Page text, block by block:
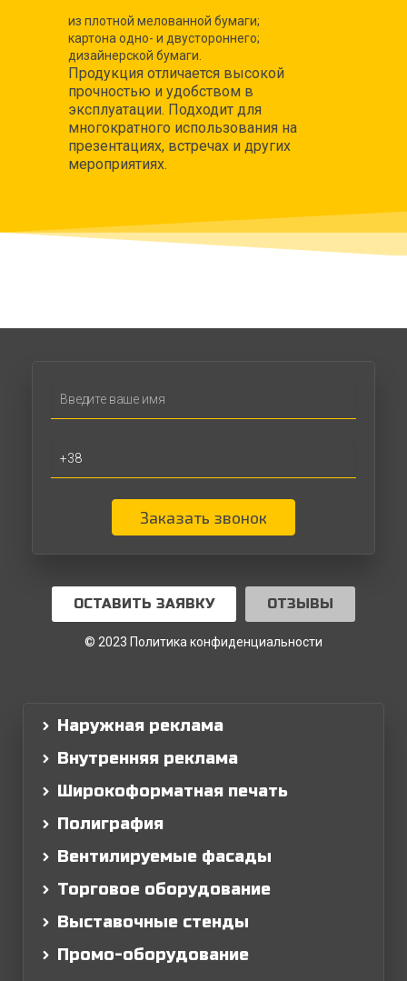
из плотной мелованной бумаги;
картона одно- и двустороннего;
дизайнерской бумаги.
Продукция отличается высокой
прочностью и удобством в
эксплуатации. Подходит для
многократного использования на
презентациях, встречах и других
мероприятиях.
Заказать звонок
ОСТАВИТЬ ЗАЯВКУ ОТЗЫВЫ
© 2023 Политика конфиденциальности
Наружная реклама
Внутренняя реклама
Широкоформатная печать
Полиграфия
Вентилируемые фасады
Торговое оборудование
Выставочные стенды
Промо-оборудование